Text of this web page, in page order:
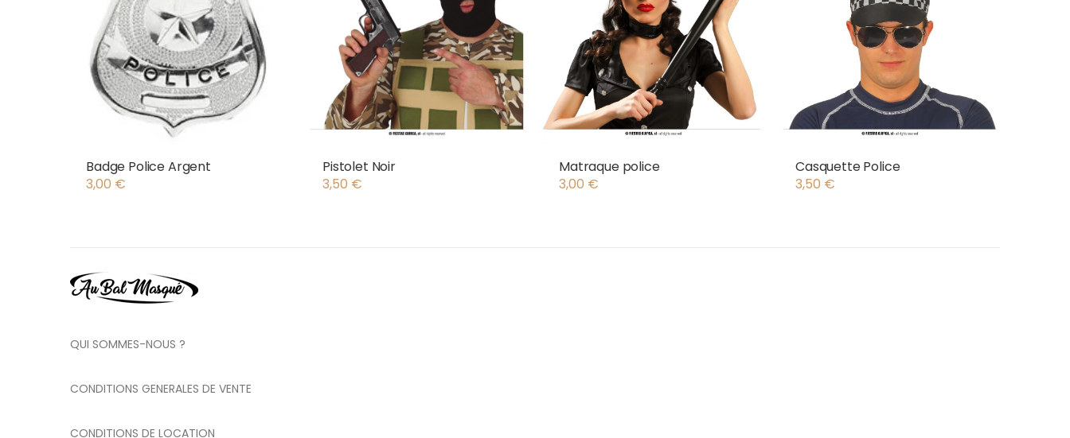
Badge Police Argent
3,00 €
Pistolet Noir
3,50 €
Matraque police
3,00 €
Casquette Police
3,50 €
QUI SOMMES-NOUS ?
CONDITIONS GENERALES DE VENTE
CONDITIONS DE LOCATION